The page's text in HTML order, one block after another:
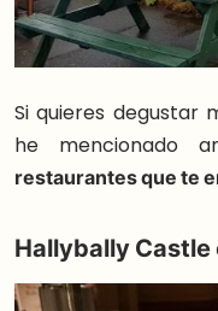
Si quieres degustar
he mencionado
restaurantes que te
Hallybally